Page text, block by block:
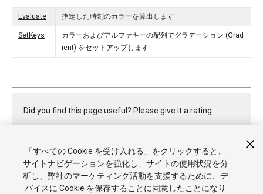
Evaluate 指定した時刻のカラーを算出します
SetKeys
カラーおよびアルファキーの配列でグラデーション (Grad
ient) をセットアップします
Did you find this page useful? Please give it a rating:
Report a problem on this page
「すべての Cookie を受け入れる」をクリックすると、
サイトナビゲーションを強化し、サイトの使用状況を分
析し、弊社のマーケティング活動を支援するために、デ
バイスに Cookie を保存することに同意したことになり